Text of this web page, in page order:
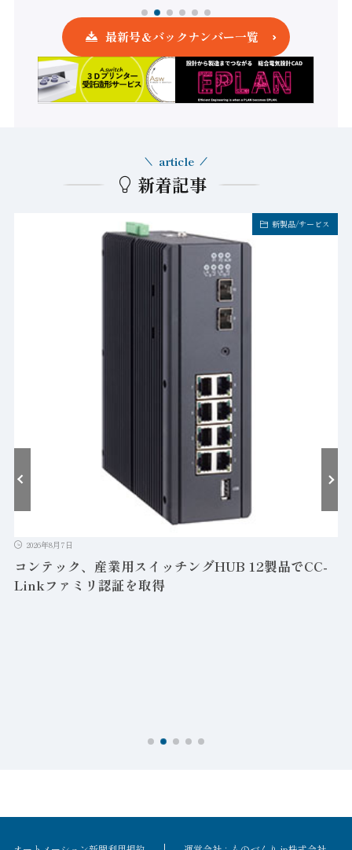
最新号＆バックナンバー一覧
新着記事
article
新製品/サービス
2026年8月7日
コンテック、産業用スイッチングHUB 12製品でCC-
Linkファミリ認証を取得